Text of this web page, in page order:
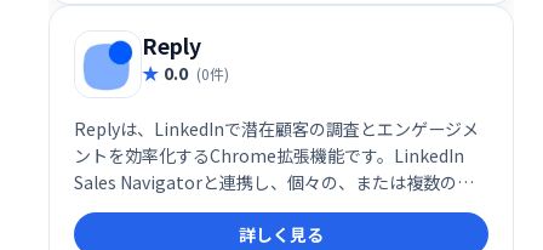
Reply
0.0 (0件)
Replyは、LinkedInで潜在顧客の調査とエンゲージメ
ントを効率化するChrome拡張機能です。LinkedIn
Sales Navigatorと連携し、個々の、または複数の見
込み客のメールアドレスを迅速かつ簡単に検索・確認
できます。営業活動の効率化に役立つツールです。
詳しく見る